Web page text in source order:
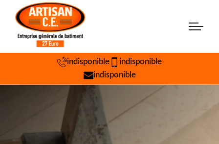
indisponible
indisponible
indisponible